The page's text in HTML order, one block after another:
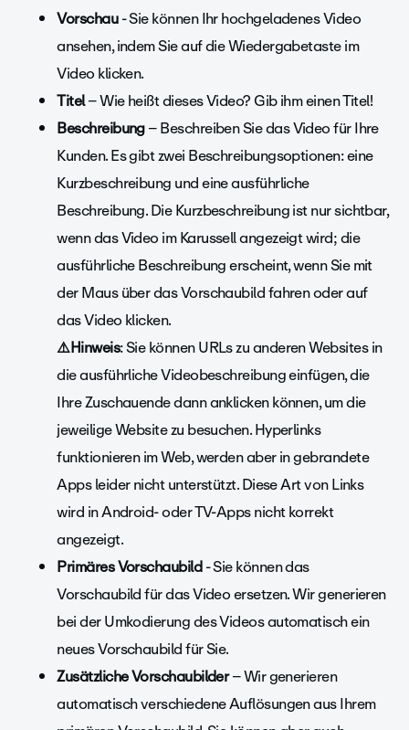
Vorschau- Sie können Ihr hochgeladenes Video
ansehen, indem Sie auf die Wiedergabetaste im
Video klicken.
Titel– Wie heißt dieses Video? Gib ihm einen Titel!
Beschreibung– Beschreiben Sie das Video für Ihre
Kunden. Es gibt zwei Beschreibungsoptionen: eine
Kurzbeschreibung und eine ausführliche
Beschreibung. Die Kurzbeschreibung ist nur sichtbar,
wenn das Video im Karussell angezeigt wird; die
ausführliche Beschreibung erscheint, wenn Sie mit
der Maus über das Vorschaubild fahren oder auf
das Video klicken.
⚠️Hinweis: Sie können URLs zu anderen Websites in
die ausführliche Videobeschreibung einfügen, die
Ihre Zuschauende dann anklicken können, um die
jeweilige Website zu besuchen. Hyperlinks
funktionieren im Web, werden aber in gebrandete
Apps leider nicht unterstützt. Diese Art von Links
wird in Android- oder TV-Apps nicht korrekt
angezeigt.
Primäres Vorschaubild- Sie können das
Vorschaubild für das Video ersetzen. Wir generieren
bei der Umkodierung des Videos automatisch ein
neues Vorschaubild für Sie.
Zusätzliche Vorschaubilder– Wir generieren
automatisch verschiedene Auflösungen aus Ihrem